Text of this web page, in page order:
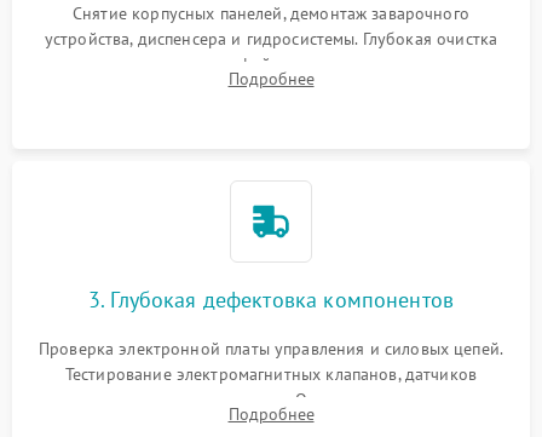
Снятие корпусных панелей, демонтаж заварочного
устройства, диспенсера и гидросистемы. Глубокая очистка
внутренних узлов от кофейных масел, жмыха и накипи.
Промывка дренажных каналов и фильтров с использованием
Подробнее
3. Глубокая дефектовка компонентов
Проверка электронной платы управления и силовых цепей.
Тестирование электромагнитных клапанов, датчиков
температуры и расходомера. Оценка степени износа
жерновов кофемолки, уплотнительных колец гидросистемы
Подробнее